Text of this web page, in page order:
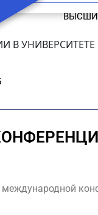
В УНИВЕРСИТЕТЕ